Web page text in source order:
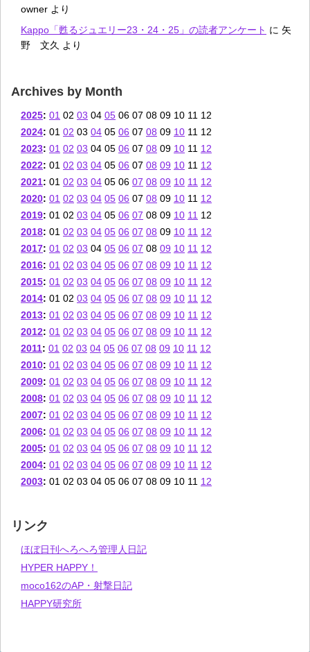
owner より
Kappo「甦るジュエリー23・24・25」の読者アンケート に 矢
野 文久 より
Archives by Month
2025: 01 02 03 04 05 06 07 08 09 10 11 12
2024: 01 02 03 04 05 06 07 08 09 10 11 12
2023: 01 02 03 04 05 06 07 08 09 10 11 12
2022: 01 02 03 04 05 06 07 08 09 10 11 12
2021: 01 02 03 04 05 06 07 08 09 10 11 12
2020: 01 02 03 04 05 06 07 08 09 10 11 12
2019: 01 02 03 04 05 06 07 08 09 10 11 12
2018: 01 02 03 04 05 06 07 08 09 10 11 12
2017: 01 02 03 04 05 06 07 08 09 10 11 12
2016: 01 02 03 04 05 06 07 08 09 10 11 12
2015: 01 02 03 04 05 06 07 08 09 10 11 12
2014: 01 02 03 04 05 06 07 08 09 10 11 12
2013: 01 02 03 04 05 06 07 08 09 10 11 12
2012: 01 02 03 04 05 06 07 08 09 10 11 12
2011: 01 02 03 04 05 06 07 08 09 10 11 12
2010: 01 02 03 04 05 06 07 08 09 10 11 12
2009: 01 02 03 04 05 06 07 08 09 10 11 12
2008: 01 02 03 04 05 06 07 08 09 10 11 12
2007: 01 02 03 04 05 06 07 08 09 10 11 12
2006: 01 02 03 04 05 06 07 08 09 10 11 12
2005: 01 02 03 04 05 06 07 08 09 10 11 12
2004: 01 02 03 04 05 06 07 08 09 10 11 12
2003: 01 02 03 04 05 06 07 08 09 10 11 12
リンク
ほぼ日刊へろへろ管理人日記
HYPER HAPPY！
moco162のAP・射撃日記
HAPPY研究所